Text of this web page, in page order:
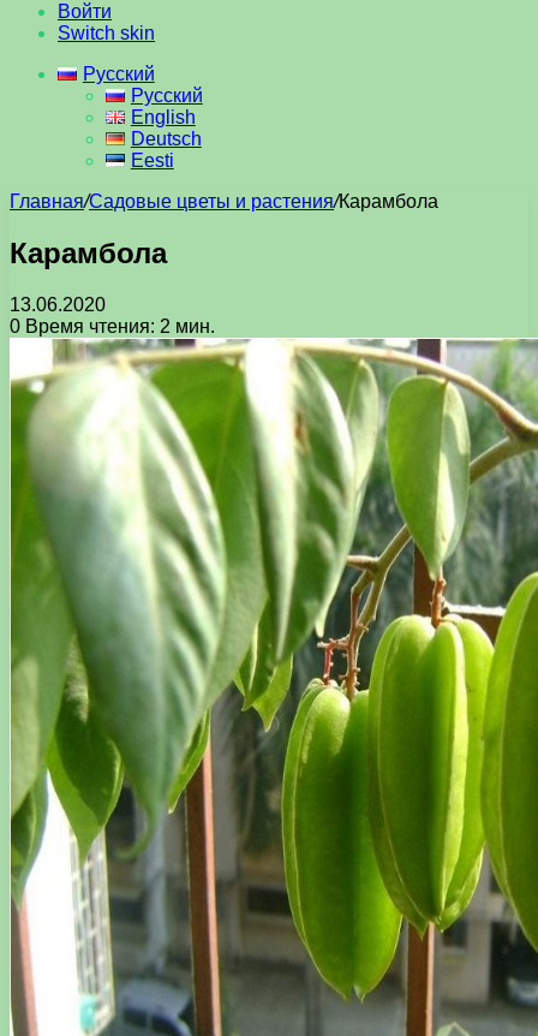
Войти
Switch skin
Русский
Русский
English
Deutsch
Eesti
Главная/Садовые цветы и растения/Карамбола
Карамбола
13.06.2020
0 Время чтения: 2 мин.